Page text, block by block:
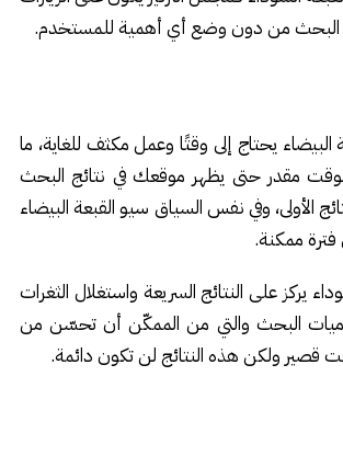
البحث من دون وضع أي أهمية للمستخدم.
البيضاء يحتاج إلى وقتًا وعمل مكثف للغاية، ما
مقدر حتى يظهر موقعك في نتائج البحث
الأولى، وفي نفس السياق سيو القبعة البيضاء
ممكنة.
يركز على النتائج السريعة واستغلال الثغرات
البحث والتي من الممكّن أن تحسّن من
قصير ولكن هذه النتائج لن تكون دائمة.